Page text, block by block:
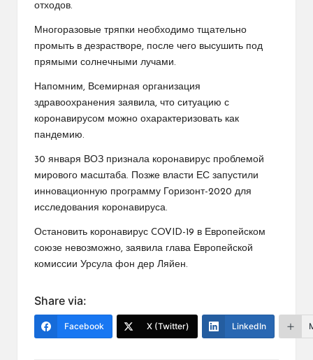
отходов.
Многоразовые тряпки необходимо тщательно
промыть в дезрастворе, после чего высушить под
прямыми солнечными лучами.
Напомним, Всемирная организация
здравоохранения заявила, что ситуацию с
коронавирусом можно охарактеризовать как
пандемию.
30 января ВОЗ признала коронавирус проблемой
мирового масштаба. Позже власти ЕС запустили
инновационную программу Горизонт-2020 для
исследования коронавируса.
Остановить коронавирус COVID-19 в Европейском
союзе невозможно, заявила глава Европейской
комиссии Урсула фон дер Ляйен.
Share via:
Facebook X (Twitter) LinkedIn